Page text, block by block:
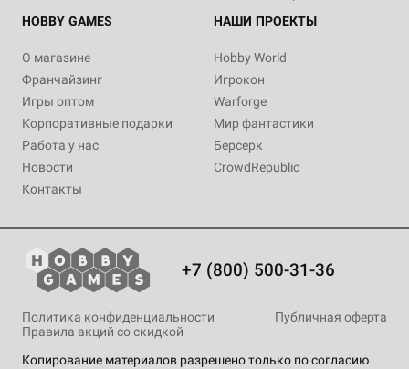
HOBBY GAMES
О магазине
Франчайзинг
Игры оптом
Корпоративные подарки
Работа у нас
Новости
Контакты
НАШИ ПРОЕКТЫ
Hobby World
Игрокон
Warforge
Мир фантастики
Берсерк
CrowdRepublic
+7 (800) 500-31-36
Копирование материалов разрешено только по согласию
Политика конфиденциальности
Публичная оферта
Правила акций со скидкой